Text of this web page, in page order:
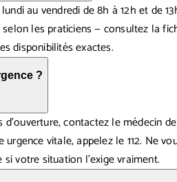
au vendredi de 8h à 12h et de
les praticiens — consultez la
disponibilités exactes.
?
d'ouverture, contactez le médecin de
urgence vitale, appelez le 112. Ne
si votre situation l'exige vraiment.